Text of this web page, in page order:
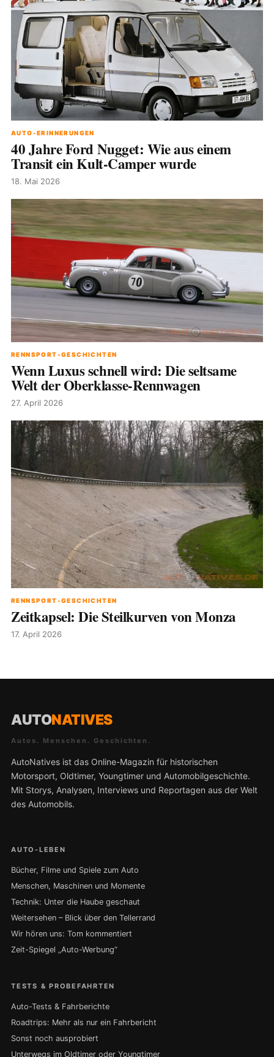
AUTO-ERINNERUNGEN
40 Jahre Ford Nugget: Wie aus einem
Transit ein Kult-Camper wurde
18. Mai 2026
RENNSPORT-GESCHICHTEN
Wenn Luxus schnell wird: Die seltsame
Welt der Oberklasse-Rennwagen
27. April 2026
RENNSPORT-GESCHICHTEN
Zeitkapsel: Die Steilkurven von Monza
17. April 2026
AUTONATIVES
Autos. Menschen. Geschichten.
AutoNatives ist das Online-Magazin für historischen
Motorsport, Oldtimer, Youngtimer und Automobilgeschichte.
Mit Storys, Analysen, Interviews und Reportagen aus der Welt
des Automobils.
AUTO-LEBEN
Bücher, Filme und Spiele zum Auto
Menschen, Maschinen und Momente
Technik: Unter die Haube geschaut
Weitersehen – Blick über den Tellerrand
Wir hören uns: Tom kommentiert
Zeit-Spiegel „Auto-Werbung“
TESTS & PROBEFAHRTEN
Auto-Tests & Fahrberichte
Roadtrips: Mehr als nur ein Fahrbericht
Sonst noch ausprobiert
Unterwegs im Oldtimer oder Youngtimer